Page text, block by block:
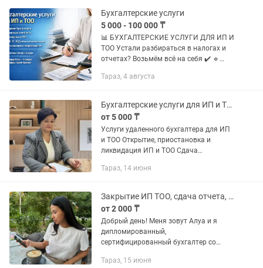
Бухгалтерские услуги
5 000 - 100 000 ₸
📊 БУХГАЛТЕРСКИЕ УСЛУГИ ДЛЯ ИП И
ТОО Устали разбираться в налогах и
отчетах? Возьмём всё на себя ✔️ 🔹
налоговой отчетности (910, 200, 300,
Тараз, 4 августа
Бухгалтерские услуги для ИП и ТОО
от 5 000 ₸
Услуги удаленного бухгалтера для ИП
и ТОО Открытие, приостановка и
ликвидация ИП и ТОО Сдача
ошибок ф100.00, ф200.00, ф300.00,
Тараз, 14 июня
Закрытие ИП ТОО, сдача отчета, бухгалтерские услуги
от 2 000 ₸
Добрый день! Меня зовут Алуа и я
дипломированный,
сертифицированный бухгалтер со
такими моментами как- -Открыть ИП/
Тараз, 15 июня